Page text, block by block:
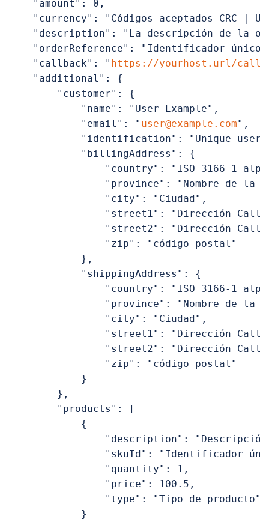
    "amount": 0,
"currency": "Códigos aceptados CRC |
"description": "La descripción de la
"orderReference": "Identificador único
    "callback": "
https://yourhost.url/
    "additional": {
        "customer": {
            "name": "User Example",
            "email": "
user@example.com",
"identification": "Unique user
            "billingAddress": {
"country": "ISO 3166-1
"province": "Nombre de la
                "city": "Ciudad",
"street1": "Dirección
"street2": "Dirección
                "zip": "código postal"
            },
            "shippingAddress": {
"country": "ISO 3166-1
"province": "Nombre de la
                "city": "Ciudad",
"street1": "Dirección
"street2": "Dirección
                "zip": "código postal"
            }
        },
        "products": [
            {
"description":
"skuId": "Identificador
                "quantity": 1,
                "price": 100.5,
                "type": "Tipo de producto"
            }